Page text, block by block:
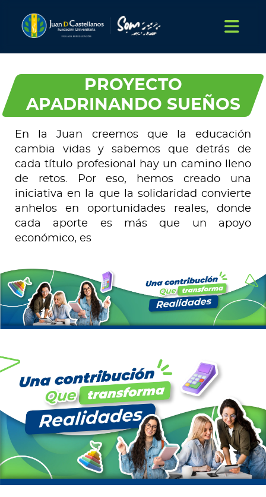
PROYECTO
APADRINANDO SUEÑOS
En la Juan creemos que la educación
cambia vidas y sabemos que detrás de
cada título profesional hay un camino lleno
de retos. Por eso, hemos creado una
iniciativa en la que la solidaridad convierte
anhelos en oportunidades reales, donde
cada aporte es más que un apoyo
económico, es